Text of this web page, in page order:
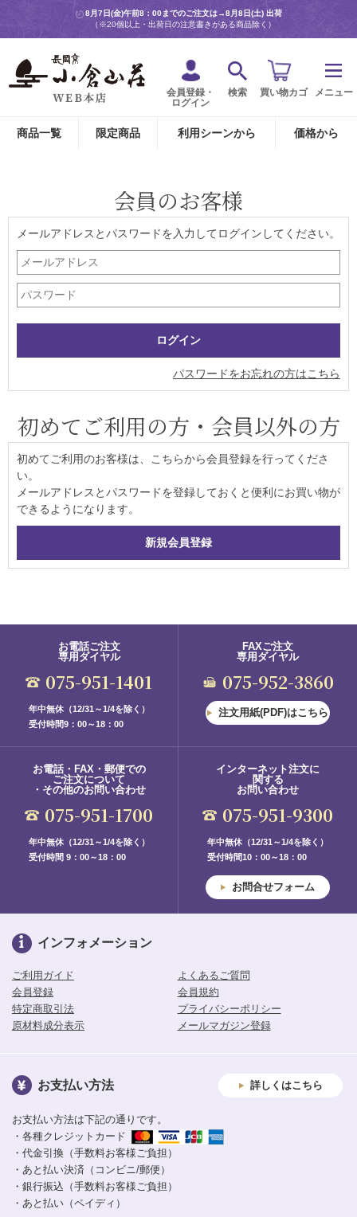
8月7日(金)午前8：00までのご注文は→8月8日(土) 出荷
（※20個以上・出荷日の注意書きがある商品除く）
会員登録・
ログイン
検索 買い物カゴ メニュー
商品一覧 限定商品 利用シーンから 価格から
会員のお客様
メールアドレスとパスワードを入力してログインしてください。
パスワードをお忘れの方はこちら
初めてご利用の方・会員以外の方
初めてご利用のお客様は、こちらから会員登録を行ってくださ
い。
メールアドレスとパスワードを登録しておくと便利にお買い物が
できるようになります。
お電話ご注文
専用ダイヤル
075-951-1401
年中無休（12/31～1/4を除く）
受付時間9：00～18：00
FAXご注文
専用ダイヤル
075-952-3860
注文用紙(PDF)はこちら
お電話・FAX・郵便での
ご注文について
・その他のお問い合わせ
075-951-1700
年中無休（12/31～1/4を除く）
受付時間 9：00～18：00
インターネット注文に
関する
お問い合わせ
075-951-9300
年中無休（12/31～1/4を除く）
受付時間10：00～18：00
お問合せフォーム
インフォメーション
ご利用ガイド
よくあるご質問
会員登録
会員規約
特定商取引法
プライバシーポリシー
原材料成分表示
メールマガジン登録
お支払い方法 詳しくはこちら
お支払い方法は下記の通りです。
・各種クレジットカード
・代金引換（手数料お客様ご負担）
・あと払い決済（コンビニ/郵便）
・銀行振込（手数料お客様ご負担）
・あと払い（ペイディ）